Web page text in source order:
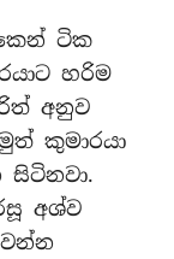
ටික
හරිම
අනුව
කුමාරයා
සිටිනවා.
අශ්ව